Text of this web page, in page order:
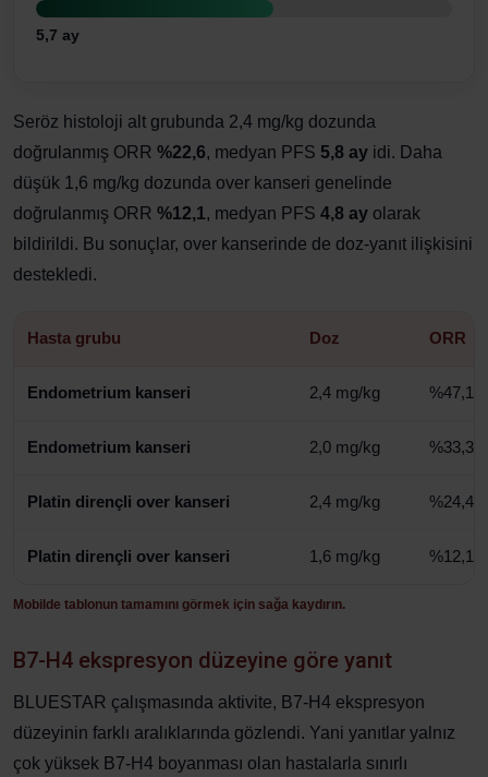
5,7 ay
Seröz histoloji alt grubunda 2,4 mg/kg dozunda
doğrulanmış ORR %22,6, medyan PFS 5,8 ay idi. Daha
düşük 1,6 mg/kg dozunda over kanseri genelinde
doğrulanmış ORR %12,1, medyan PFS 4,8 ay olarak
bildirildi. Bu sonuçlar, over kanserinde de doz-yanıt ilişkisini
destekledi.
Hasta grubu Doz ORR
Endometrium kanseri 2,4 mg/kg %47,1
Endometrium kanseri 2,0 mg/kg %33,3
Platin dirençli over kanseri 2,4 mg/kg %24,4
Platin dirençli over kanseri 1,6 mg/kg %12,1
Mobilde tablonun tamamını görmek için sağa kaydırın.
B7-H4 ekspresyon düzeyine göre yanıt
BLUESTAR çalışmasında aktivite, B7-H4 ekspresyon
düzeyinin farklı aralıklarında gözlendi. Yani yanıtlar yalnız
çok yüksek B7-H4 boyanması olan hastalarla sınırlı